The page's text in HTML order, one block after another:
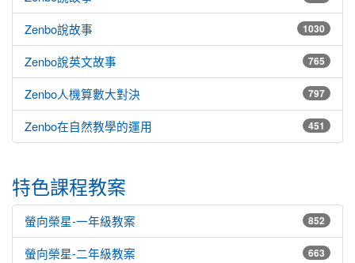
1030
Zenbo說故事
765
Zenbo說英文故事
797
Zenbo人機算數大對決
451
Zenbo在自然教學的運用
特色課程教案
852
螢向榮星-一年級教案
663
螢向榮星-二年級教案